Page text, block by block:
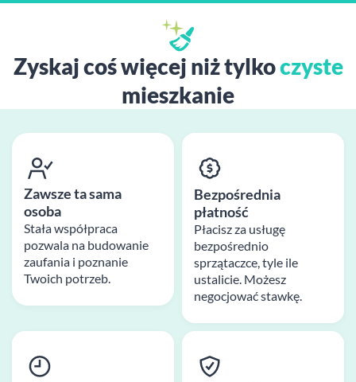
Zyskaj coś więcej niż tylkoczyste
mieszkanie
Zawsze ta sama
osoba
Stała współpraca
pozwala na budowanie
zaufania i poznanie
Twoich potrzeb.
Bezpośrednia
płatność
Płacisz za usługę
bezpośrednio
sprzątaczce, tyle ile
ustalicie. Możesz
negocjować stawkę.